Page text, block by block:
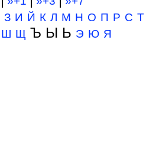
З И Й К Л М Н О П Р С Т
Ш Щ Ъ Ы Ь Э Ю Я